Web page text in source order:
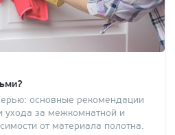
основные рекомендации
ухода за межкомнатной и
от материала полотна.